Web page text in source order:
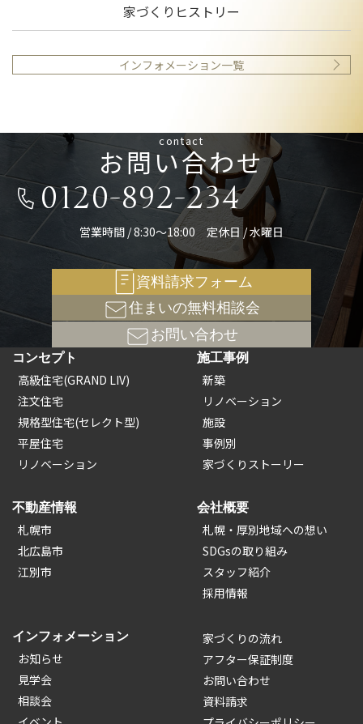
家づくりヒストリー
インフォメーション一覧
contact
お問い合わせ
0120-892-234
営業時間 / 8:30～18:00 定休日 / 水曜日
資料請求フォーム
住まいの無料相談会
お問い合わせ
コンセプト
高級住宅(GRAND LIV)
注文住宅
規格型住宅(セレクト型)
平屋住宅
リノベーション
施工事例
新築
リノベーション
施設
事例別
家づくりストーリー
不動産情報
札幌市
北広島市
江別市
会社概要
札幌・厚別地域への想い
SDGsの取り組み
スタッフ紹介
採用情報
インフォメーション
お知らせ
見学会
相談会
家づくりの流れ
アフター保証制度
お問い合わせ
資料請求